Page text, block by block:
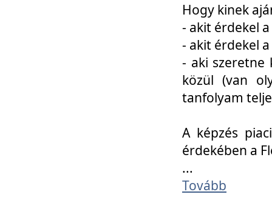
Hogy kinek
- akit érdekel
- akit érdekel
- aki szeretne
közül (van
tanfolyam
A képzés
érdekében a
...
Tovább